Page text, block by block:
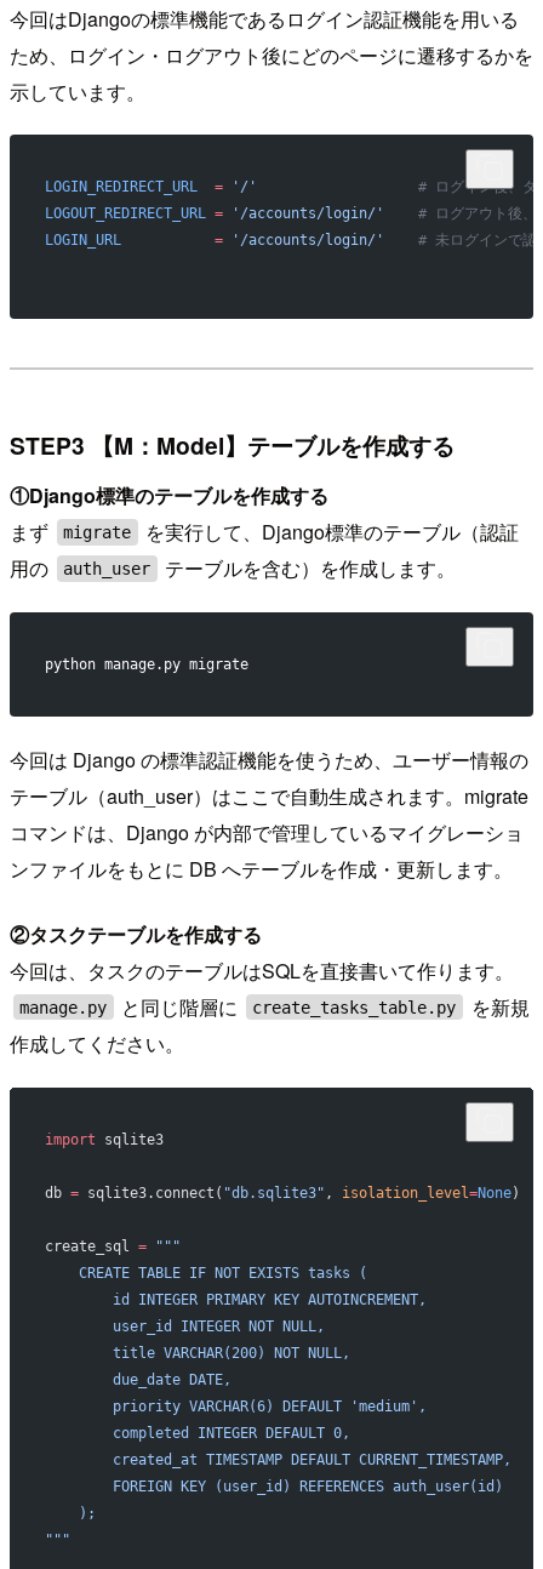
今回はDjangoの標準機能であるログイン認証機能を用いる
ため、ログイン・ログアウト後にどのページに遷移するかを
示しています。
LOGIN_REDIRECT_URL
  =
'/'
# ログイン後、タ
LOGOUT_REDIRECT_URL = '/accounts/login/'
# ログアウト後、
LOGIN_URL
           =
'/accounts/login/'
# 未ログインで認
STEP3 【M：Model】テーブルを作成する
①Django標準のテーブルを作成する
まず
migrate
を実行して、Django標準のテーブル（認証
用の
auth_user テーブルを含む）を作成します。
python manage.py migrate
今回は Django の標準認証機能を使うため、ユーザー情報の
テーブル（auth_user）はここで自動生成されます。migrate
コマンドは、Django が内部で管理しているマイグレーショ
ンファイルをもとに DB へテーブルを作成・更新します。
②タスクテーブルを作成する
今回は、タスクのテーブルはSQLを直接書いて作ります。
manage.py と同じ階層に create_tasks_table.py
を新規
作成してください。
import sqlite3
db = sqlite3.connect( "db.sqlite3" , isolation_level =None)
create_sql = """
    CREATE TABLE IF NOT EXISTS tasks (
        id INTEGER PRIMARY KEY AUTOINCREMENT,
        user_id INTEGER NOT NULL,
        title VARCHAR(200) NOT NULL,
        due_date DATE,
        priority VARCHAR(6) DEFAULT 'medium',
        completed INTEGER DEFAULT 0,
        created_at TIMESTAMP DEFAULT CURRENT_TIMESTAMP,
        FOREIGN KEY (user_id) REFERENCES auth_user(id)
    );
"""